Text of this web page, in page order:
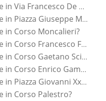
Vendere o Affittare in Via Francesco De Sanctis?
Vendere o Affittare in Piazza Giuseppe Manno?
in Corso Moncalieri?
Vendere o Affittare in Corso Francesco Ferrucci?
Vendere o Affittare in Corso Gaetano Scirea?
Vendere o Affittare in Corso Enrico Gamba?
Vendere o Affittare in Piazza Giovanni Xxiii?
in Corso Palestro?